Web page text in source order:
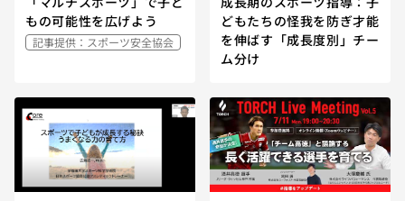
もの可能性を広げよう
記事提供：スポーツ安全協会
どもたちの怪我を防ぎ才能
を伸ばす「成長度別」チー
ム分け